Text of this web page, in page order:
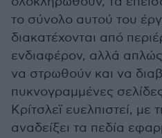
το σύνολο αυτού του
διακατέχονται από
ενδιαφέρον, αλλά
να στρωθούν και να
πυκνογραμμένες
Κρίτσλεϊ ευελπιστεί, με
αναδείξει τα πεδία